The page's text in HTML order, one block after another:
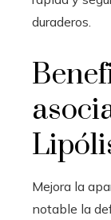
duraderos.
Mejora la
notable la